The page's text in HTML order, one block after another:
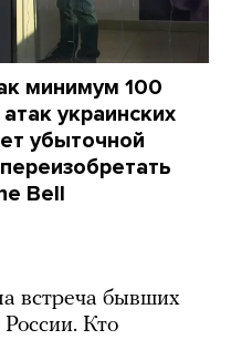
минимум 100
украинских
убыточной
Bell
встреча бывших
Кто